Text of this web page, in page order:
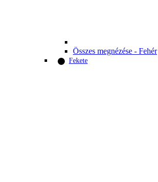
Összes megnézése - Fehér
Fekete